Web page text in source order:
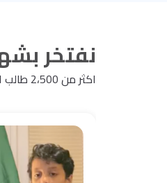
نفتخر
اكثر من 2،500 طالب استفادو من منصة مدربي